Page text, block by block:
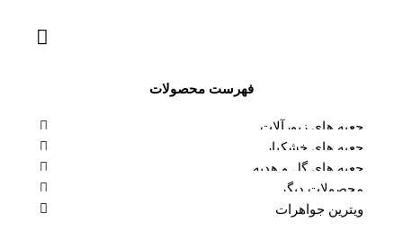
فهرست محصولات
جعبه های زیورآلات
جعبه های خشکبار
جعبه های گل و هدیه
محصولات دیگر
ویترین جواهرات